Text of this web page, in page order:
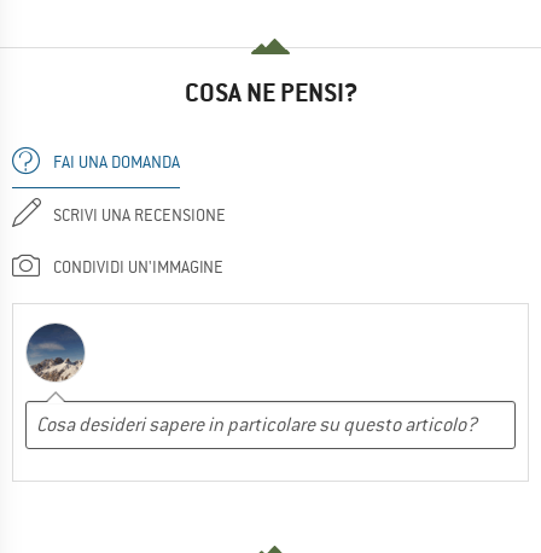
COSA NE PENSI?
FAI UNA DOMANDA
SCRIVI UNA RECENSIONE
CONDIVIDI UN'IMMAGINE